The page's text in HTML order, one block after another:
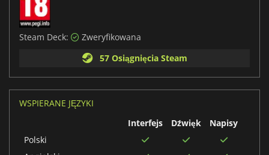
Steam Deck:
Zweryfikowana
57 Osiągnięcia Steam
WSPIERANE JĘZYKI
Interfejs
Dźwięk
Napisy
Polski